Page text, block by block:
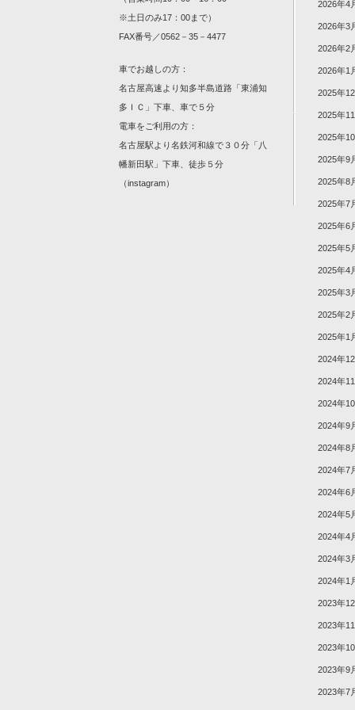
※土日のみ17：00まで）
FAX番号／0562－35－4477
車でお越しの方：
名古屋高速より知多半島道路「東浦知
多ＩＣ」下車、車で５分
電車をご利用の方：
名古屋駅より名鉄河和線で３０分「八
幡新田駅」下車、徒歩５分
（instagram）
2026年4
2026年3
2026年2
2026年1
2025年
2025年
2025年
2025年9
2025年8
2025年7
2025年6
2025年5
2025年4
2025年3
2025年2
2025年1
2024年
2024年
2024年
2024年9
2024年8
2024年7
2024年6
2024年5
2024年4
2024年3
2024年1
2023年
2023年
2023年
2023年9
2023年7